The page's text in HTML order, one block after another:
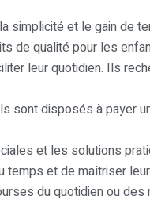
simplicité et le gain de
de qualité pour les
leur quotidien. Ils
sont disposés à payer
et les solutions
temps et de maîtriser
du quotidien ou